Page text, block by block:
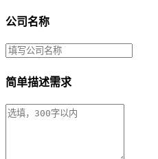
公司名称
简单描述需求